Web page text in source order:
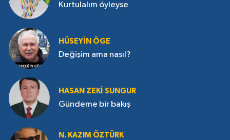
Kurtulalım öyleyse
HÜSEYIN ÖGE
Değişim ama nasıl?
HASAN ZEKI SUNGUR
Gündeme bir bakış
N. KAZIM ÖZTÜRK